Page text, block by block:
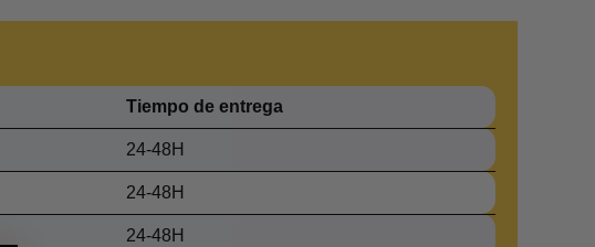
Tiempo de entrega
24-48H
24-48H
24-48H